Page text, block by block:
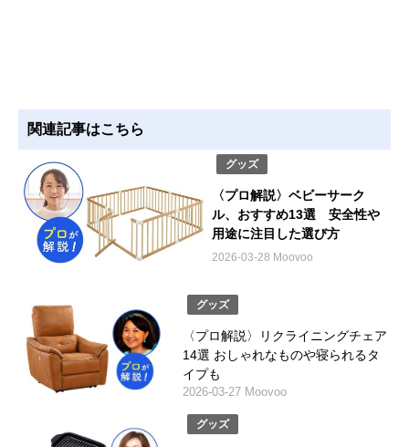
関連記事はこちら
グッズ
〈プロ解説〉ベビーサーク
ル、おすすめ13選 安全性や
用途に注目した選び方
2026-03-28 Moovoo
グッズ
〈プロ解説〉リクライニングチェア
14選 おしゃれなものや寝られるタ
イプも
2026-03-27 Moovoo
グッズ